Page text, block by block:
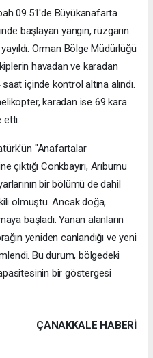
09.51'de Büyükanafarta
başlayan yangın, rüzgarın
Orman Bölge Müdürlüğü
havadan ve karadan
içinde kontrol altına alındı.
karadan ise 69 kara
etti.
"Anafartalar
Conkbayırı, Arıburnu
bir bölümü de dahil
olmuştu. Ancak doğa,
başladı. Yanan alanların
yeniden canlandığı ve yeni
Bu durum, bölgedeki
bir göstergesi
ÇANAKKALE HABERİ